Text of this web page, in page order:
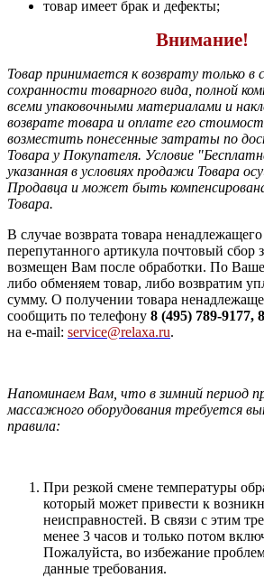
товар имеет брак и дефекты;
Внимание!
Товар принимается к возврату только в
сохранности товарного вида, полной
всеми упаковочными материалами и
возврате товара и оплате его
возместить понесенные затраты по
Товара у Покупателя. Условие
указанная в условиях продажи Товара
Продавца и может быть
Товара.
В случае возврата товара
перепутанного артикула почтовый сбор
возмещен Вам после обработки. По
либо обменяем товар, либо возвратим
сумму. О получении товара
сообщить по телефону 8 (495) 789-9177,
на e-mail: service@relaxa.ru.
Напоминаем Вам, что в зимний период
массажного оборудования требуется
правила:
При резкой смене температуры
который может привести к
неисправностей. В связи с этим
менее 3 часов и только потом
Пожалуйста, во избежание
данные требования.